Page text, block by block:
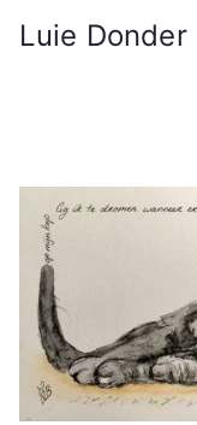
Luie Donder